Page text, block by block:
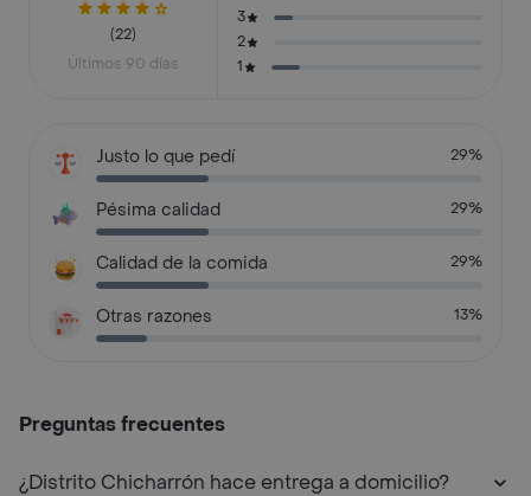
(22)
Últimos 90 días
3
2
1
Justo lo que pedí 29%
Pésima calidad 29%
Calidad de la comida 29%
Otras razones 13%
Preguntas frecuentes
¿Distrito Chicharrón hace entrega a domicilio?